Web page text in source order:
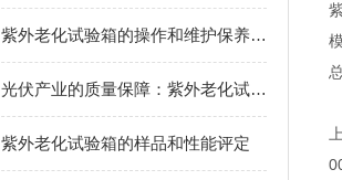
紫外老化试验箱的操作和维护保养介绍
光伏产业的质量保障：紫外老化试验箱的重要作用
紫外老化试验箱的样品和性能评定